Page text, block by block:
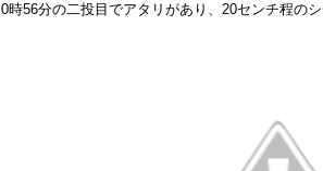
0時56分の二投目でアタリがあり、20センチ程の